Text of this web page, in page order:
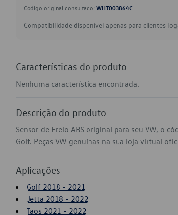
Código original consultado: WHT003864C
Compatibilidade disponível apenas para clientes
Características do produto
Nenhuma característica encontrada.
Descrição do produto
Sensor de Freio ABS original para seu VW, o
Golf. Peças VW genuínas na sua loja virtual
Aplicações
Golf 2018 - 2021
Jetta 2018 - 2022
Taos 2021 - 2022